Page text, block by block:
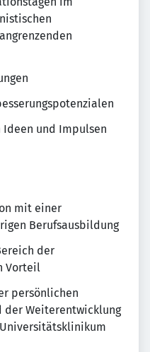
Ideen und Impulsen
mit einer
Berufsausbildung
der
Vorteil
persönlichen
der Weiterentwicklung